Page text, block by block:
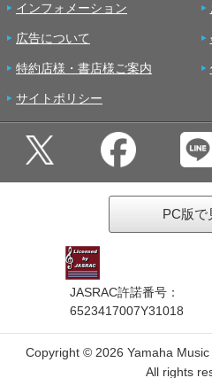
インフォメーション
広告について
特約店様・書店様ご案内
サイトポリシー
PC版で
JASRAC許諾番号：
6523417007Y31018
Copyright © 2026 Yamaha
All rights